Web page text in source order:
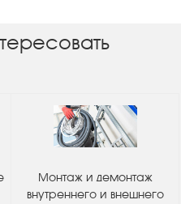
Монтаж и демонтаж
внутреннего и внешнего